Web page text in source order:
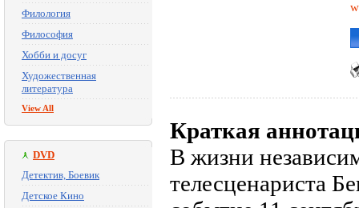
Филология
Философия
Хобби и досуг
Художественная
литература
View All
DVD
Детектив, Боевик
Детское Кино
Краткая
В жизни
телесценариста